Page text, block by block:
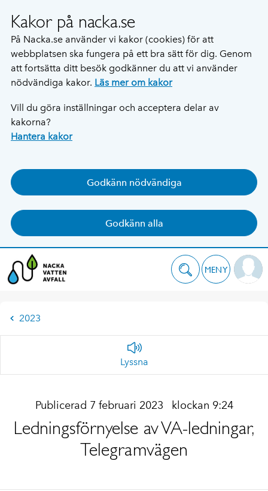
Kakor på nacka.se
På Nacka.se använder vi kakor (cookies) för att
webbplatsen ska fungera på ett bra sätt för dig. Genom
att fortsätta ditt besök godkänner du att vi använder
nödvändiga kakor. Läs mer om kakor
Vill du göra inställningar och acceptera delar av
kakorna?
Hantera kakor
Godkänn nödvändiga
Godkänn alla
MENY
2023
Lyssna
Publicerad 7 februari 2023 klockan 9:24
Ledningsförnyelse av VA-ledningar,
Telegramvägen